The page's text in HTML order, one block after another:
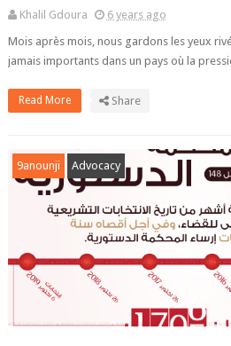
Khalil Gdoura
6 years ago
Mois après mois, nous gardons les yeux
jamais importants dans un pays où la
Read More Share
9anounji Advocacy